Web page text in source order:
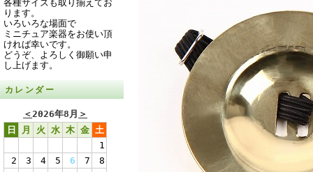
各種サイズも取り揃えてお
ります。
いろいろな場面で
ミニチュア楽器をお使い頂
ければ幸いです。
どうぞ、よろしく御願い申
し上げます。
カレンダー
＜2026年8月 ＞
日
月 火 水 木 金 土
1
2
3 4 5 6 7
8